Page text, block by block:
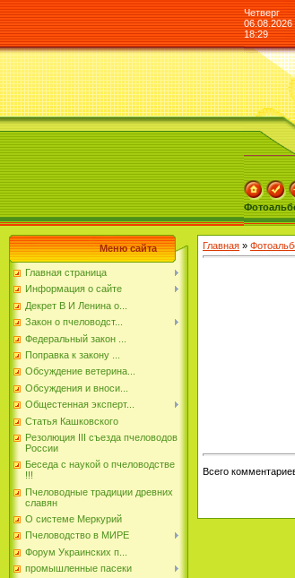
Четверг
06.08.2026
18:29
Меню сайта
Главная страница
Информация о сайте
Декрет В И Ленина о...
Закон о пчеловодст...
Федеральный закон ...
Поправка к закону ...
Обсуждение ветерина...
Обсуждения и вноси...
Общестенная эксперт...
Статья Кашковского
Резолюция III съезда пчеловодов
России
Беседа с наукой о пчеловодстве
!!!
Пчеловодные традиции древних
славян
О системе Меркурий
Пчеловодство в МИРЕ
Форум Украинских п...
промышленные пасеки
Главная »
Всего